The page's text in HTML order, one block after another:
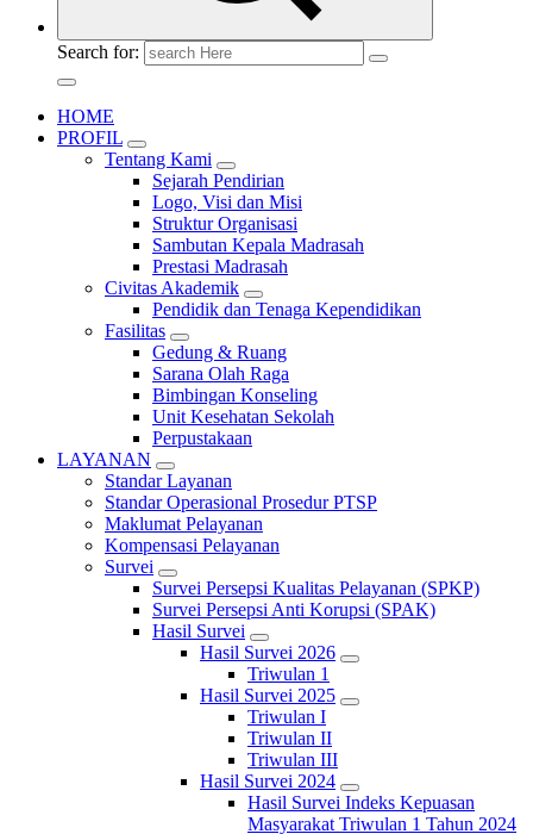
Search for:
HOME
PROFIL
Tentang Kami
Sejarah Pendirian
Logo, Visi dan Misi
Struktur Organisasi
Sambutan Kepala Madrasah
Prestasi Madrasah
Civitas Akademik
Pendidik dan Tenaga Kependidikan
Fasilitas
Gedung & Ruang
Sarana Olah Raga
Bimbingan Konseling
Unit Kesehatan Sekolah
Perpustakaan
LAYANAN
Standar Layanan
Standar Operasional Prosedur PTSP
Maklumat Pelayanan
Kompensasi Pelayanan
Survei
Survei Persepsi Kualitas Pelayanan (SPKP)
Survei Persepsi Anti Korupsi (SPAK)
Hasil Survei
Hasil Survei 2026
Triwulan 1
Hasil Survei 2025
Triwulan I
Triwulan II
Triwulan III
Hasil Survei 2024
Hasil Survei Indeks Kepuasan
Masyarakat Triwulan 1 Tahun 2024